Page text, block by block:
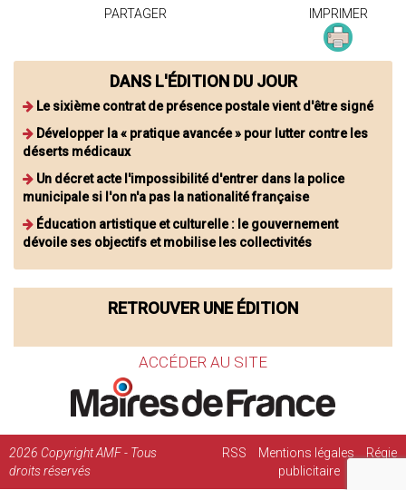
PARTAGER IMPRIMER
DANS L'ÉDITION DU JOUR
Le sixième contrat de présence postale vient d'être signé
Développer la « pratique avancée » pour lutter contre les
déserts médicaux
Un décret acte l'impossibilité d'entrer dans la police
municipale si l'on n'a pas la nationalité française
Éducation artistique et culturelle : le gouvernement
dévoile ses objectifs et mobilise les collectivités
RETROUVER UNE ÉDITION
ACCÉDER AU SITE
2026 Copyright AMF - Tous
droits réservés
RSS Mentions légales
Régie
publicitaire